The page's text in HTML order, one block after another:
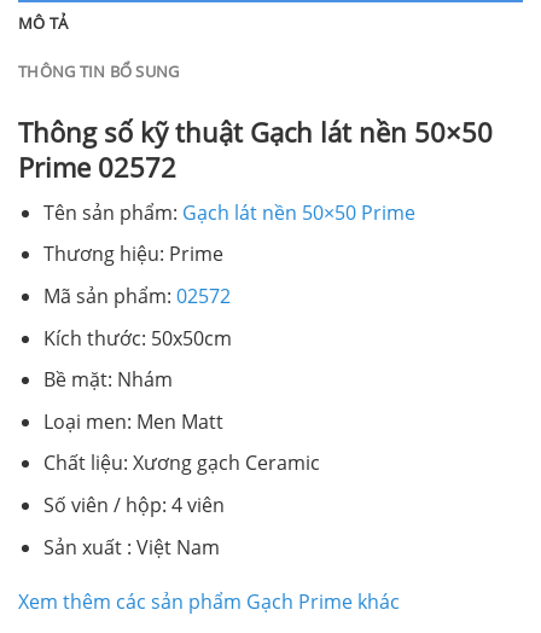
MÔ TẢ
THÔNG TIN BỔ SUNG
Thông số kỹ thuật Gạch lát nền 50×50
Prime 02572
Tên sản phẩm: Gạch lát nền 50×50 Prime
Thương hiệu: Prime
Mã sản phẩm: 02572
Kích thước: 50x50cm
Bề mặt: Nhám
Loại men: Men Matt
Chất liệu: Xương gạch Ceramic
Số viên / hộp: 4 viên
Sản xuất : Việt Nam
Xem thêm các sản phẩm Gạch Prime khác